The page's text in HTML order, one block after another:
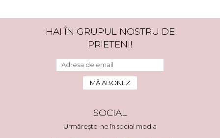
HAI ÎN GRUPUL NOSTRU DE
PRIETENI!
SOCIAL
Urmărește-ne în social media